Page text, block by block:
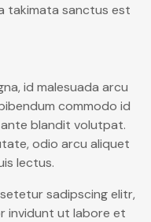
takimata sanctus est
id malesuada arcu
commodo id
ante blandit volutpat.
odio arcu aliquet
lectus.
sadipscing elitr,
invidunt ut labore et